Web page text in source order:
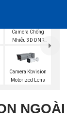
Camera Chống
Nhiễu 3D DNR
Camera Kbvision
Motorized Lens
NGOÀI